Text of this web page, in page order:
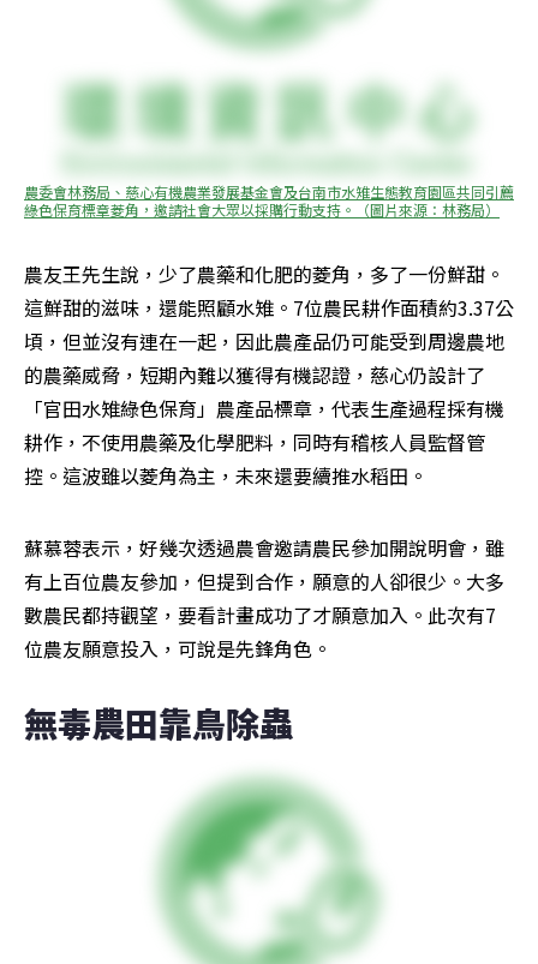
農委會林務局、慈心有機農業發展基金會及台南市水雉生態教育園區共同引薦
綠色保育標章菱角，邀請社會大眾以採購行動支持。（圖片來源：林務局）
農友王先生說，少了農藥和化肥的菱角，多了一份鮮甜。
這鮮甜的滋味，還能照顧水雉。7位農民耕作面積約3.37公
頃，但並沒有連在一起，因此農產品仍可能受到周邊農地
的農藥威脅，短期內難以獲得有機認證，慈心仍設計了
「官田水雉綠色保育」農產品標章，代表生產過程採有機
耕作，不使用農藥及化學肥料，同時有稽核人員監督管
控。這波雖以菱角為主，未來還要續推水稻田。
蘇慕蓉表示，好幾次透過農會邀請農民參加開說明會，雖
有上百位農友參加，但提到合作，願意的人卻很少。大多
數農民都持觀望，要看計畫成功了才願意加入。此次有7
位農友願意投入，可說是先鋒角色。
無毒農田靠鳥除蟲